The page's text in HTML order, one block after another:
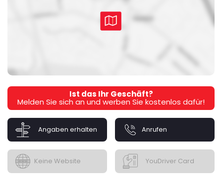
Ist das Ihr Geschäft?
Melden Sie sich an und werben Sie kostenlos dafür!
Angaben erhalten Anrufen
Keine Website YouDriver Card